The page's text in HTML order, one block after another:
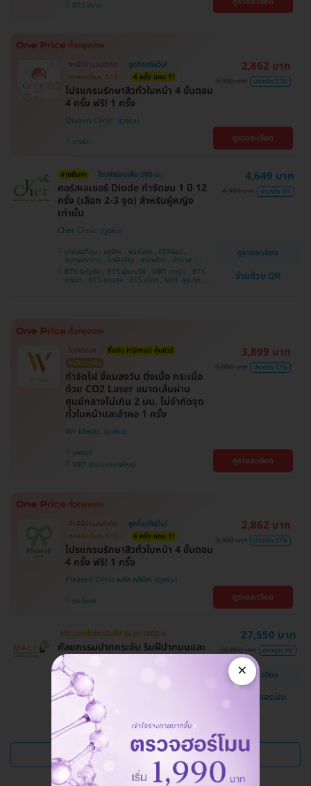
BTS สยาม
สิทธิ์มีจำนวนจำกัด
ถูกที่สุดในเว็บ!
ตกแค่ครั้งละ 518.-
4 ครั้ง แถม 1!
โปรแกรมรักษาสิวทั่วใบหน้า 4 ขั้นตอน
4 ครั้ง ฟรี! 1 ครั้ง
Ququri Clinic
บางรัก
2,862 บาท
3,900 บาท ประหยัด 27%
ดูรายละเอียด
ขายดีมาก โอนจ่ายลดเพิ่ม 200 บ.
คอร์สเลเซอร์ Diode กำจัดขน 1 ปี 12
ครั้ง (เลือก 2-3 จุด) สำหรับผู้หญิง
เท่านั้น
Cher Clinic
บางขุนเทียน , จตุจักร , พระโขนง , ทวีวัฒนา ,
สมุทรปราการ , ภาษีเจริญ , ลาดพร้าว , ประเวศ ,
บางซื่อ , คันนายาว , บางนา , ราชเทวี , คลองเตย ,
ลาดกระบัง , ปทุมวัน , บางแค
BTS รัชโยธิน , BTS ปุณณวิถี , MRT เตาปูน , BTS
บางนา , BTS อุดมสุข , BTS อโศก , MRT สุขุมวิท ,
4,649 บาท
4,999 บาท ประหยัด 3%
ดูรายละเอียด
จ่ายด้วย QR
ไม่จำกัดจุด
ซื้อกับ HDmall คุ้มชัวร์
ไม่มีบวกเพิ่ม
กำจัดไฝ ขี้แมลงวัน ติ่งเนื้อ กระเนื้อ
ด้วย CO2 Laser ขนาดเส้นผ่าน
ศูนย์กลางไม่เกิน 2 มม. ไม่จำกัดจุด
ทั่วใบหน้าและลำคอ 1 ครั้ง
W+ Medic
นนทบุรี
MRT สามแยกบางใหญ่
3,899 บาท
9,000 บาท ประหยัด 57%
ดูรายละเอียด
สิทธิ์มีจำนวนจำกัด
ถูกที่สุดในเว็บ!
ตกแค่ครั้งละ 518.-
4 ครั้ง แถม 1!
โปรแกรมรักษาสิวทั่วใบหน้า 4 ขั้นตอน
4 ครั้ง ฟรี! 1 ครั้ง
Pleased Clinic พลีส คลินิก
พระโขนง
2,862 บาท
3,900 บาท ประหยัด 27%
ดูรายละเอียด
HD ออกค่าประเมินให้! สูงสุด 1000 บ.
ศัลยกรรมปากกระจับ ริมฝีปากบนและ
ล่าง
โรงพยาบาลสหวิทยาการมะลิ
บางบอน
27,550 บาท
29,000 บาท ประหยัด 5%
ดูรายละเอียด
แชทกับแอดมิน
ดูแพ็กเกจเพิ่ม
×